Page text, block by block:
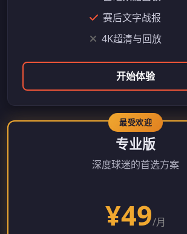
赛后文字战报
4K超清与回放
开始体验
专业版
深度球迷的首选方案
¥49/月